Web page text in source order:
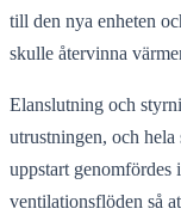
till den nya enheten
skulle återvinna
Elanslutning och
utrustningen, och
uppstart genomfördes
ventilationsflöden så